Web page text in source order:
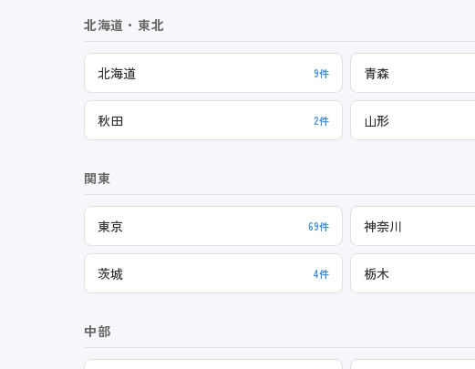
北海道・東北
北海道 9件 青森
秋田 2件 山形
関東
東京 69件 神奈川
茨城 4件 栃木
中部